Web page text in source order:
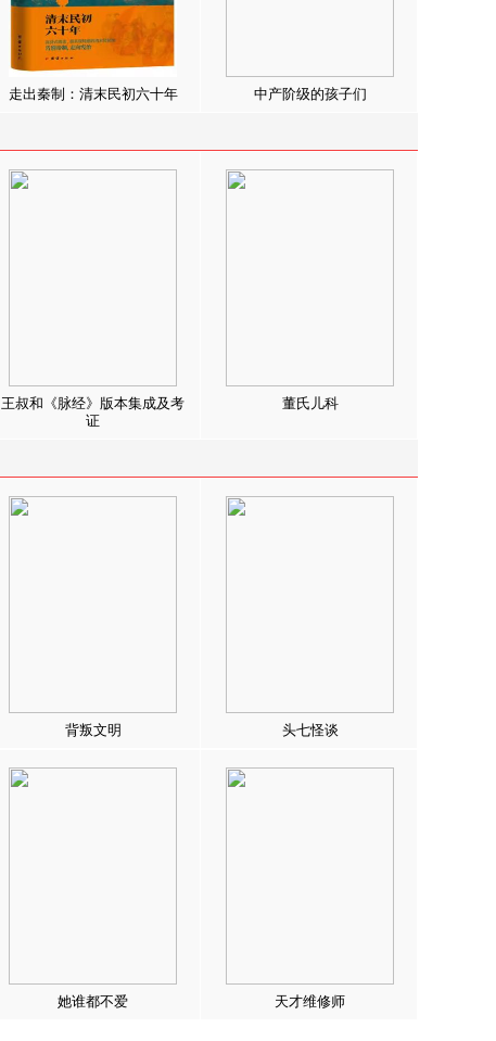
走出秦制：清末民初六十年 中产阶级的孩子们
王叔和《脉经》版本集成及考
证
董氏儿科
背叛文明 头七怪谈
她谁都不爱 天才维修师